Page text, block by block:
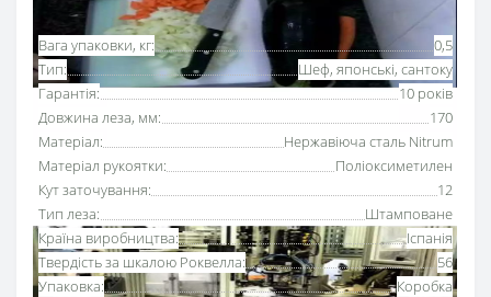
Основні характеристики Всі характеристики
Вага упаковки, кг:
0,5
Тип:
Шеф, японські, сантоку
Гарантія:
10 років
Довжина леза, мм:
170
Матеріал:
Нержавіюча сталь Nitrum
Матеріал рукоятки:
Поліоксиметилен
Кут заточування:
12
Тип леза:
Штамповане
Країна виробництва:
Іспанія
Твердість за шкалою Роквелла:
56
Упаковка:
Коробка